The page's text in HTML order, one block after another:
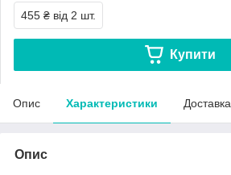
455 ₴ від 2 шт.
Купити
Опис Характеристики Доставка
Опис